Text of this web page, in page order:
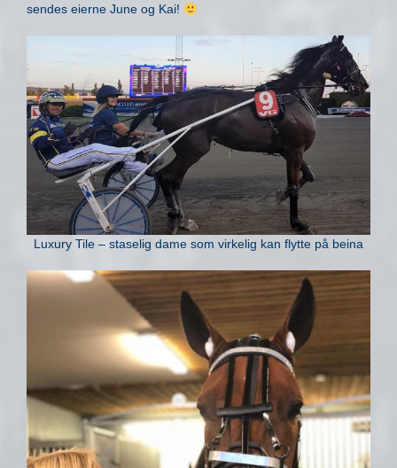
sendes eierne June og Kai!
Luxury Tile – staselig dame som virkelig kan flytte på beina